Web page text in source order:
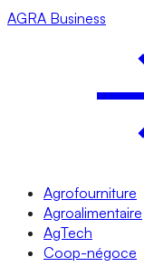
AGRA Business
Agrofourniture
Agroalimentaire
AgTech
Coop-négoce